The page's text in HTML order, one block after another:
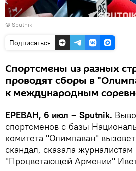
© Sputnik
Подписаться
Спортсмены из разных
проводят сборы в
к международным
ЕРЕВАН, 6 июл – Sputnik.
спортсменов с базы
комитета "Олимпаван"
скандал, сказала
"Процветающей Армении"